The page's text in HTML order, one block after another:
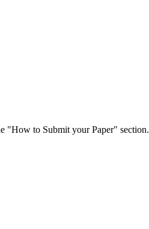
"How to Submit your Paper" section.